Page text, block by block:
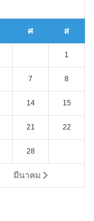
ศ ส
มีนาคม
1
7 8
14 15
21 22
28